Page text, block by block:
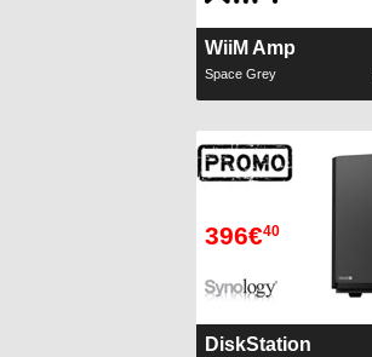
WiiM Amp
Space Grey
396€40
DiskStation